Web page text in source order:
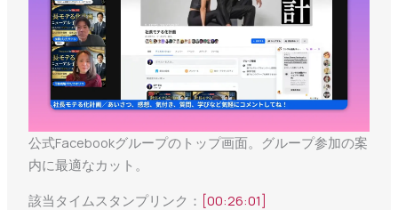
公式Facebookグループのトップ画面。グループ参加の案
内に最適なカット。
該当タイムスタンプリンク： [00:26:01]